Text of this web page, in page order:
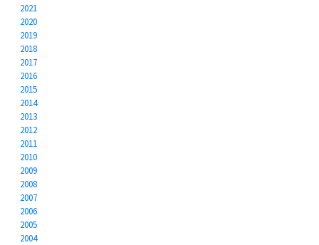
2021
2020
2019
2018
2017
2016
2015
2014
2013
2012
2011
2010
2009
2008
2007
2006
2005
2004